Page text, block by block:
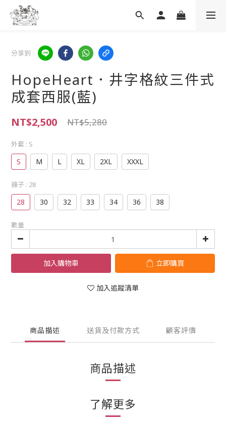
分享到
HopeHeart．井字格紋三件式
成套西服(藍)
NT$2,500 NT$5,280
外套 : S
S M L XL 2XL XXXL
褲子 : 28
28 30 32 33 34 36 38
數量
加入購物車 立即購買
加入追蹤清單
商品描述 送貨及付款方式 顧客評價
商品描述
了解更多